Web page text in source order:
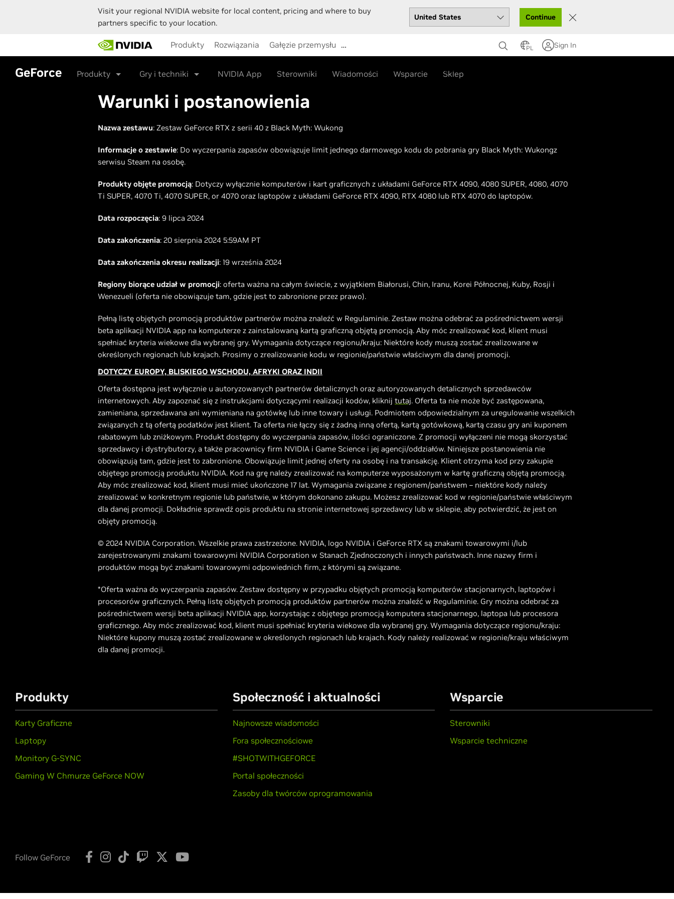
Visit your regional NVIDIA website for local content, pricing and where to buy
partners specific to your location.
Continue
main
content
Produkty Rozwiązania Gałęzie przemysłu …
Sklep Sterowniki Wsparcie
PL Sign In
GeForce Produkty Gry i techniki NVIDIA App Sterowniki Wiadomości Wsparcie Sklep
Warunki i postanowienia
Nazwa zestawu: Zestaw GeForce RTX z serii 40 z Black Myth: Wukong
Informacje o zestawie: Do wyczerpania zapasów obowiązuje limit jednego darmowego kodu do pobrania gry Black Myth: Wukongz
serwisu Steam na osobę.
Produkty objęte promocją: Dotyczy wyłącznie komputerów i kart graficznych z układami GeForce RTX 4090, 4080 SUPER, 4080, 4070
Ti SUPER, 4070 Ti, 4070 SUPER, or 4070 oraz laptopów z układami GeForce RTX 4090, RTX 4080 lub RTX 4070 do laptopów.
Data rozpoczęcia: 9 lipca 2024
Data zakończenia: 20 sierpnia 2024 5:59AM PT
Data zakończenia okresu realizacji: 19 września 2024
Regiony biorące udział w promocji: oferta ważna na całym świecie, z wyjątkiem Białorusi, Chin, Iranu, Korei Północnej, Kuby, Rosji i
Wenezueli (oferta nie obowiązuje tam, gdzie jest to zabronione przez prawo).
Pełną listę objętych promocją produktów partnerów można znaleźć w Regulaminie. Zestaw można odebrać za pośrednictwem wersji
beta aplikacji NVIDIA app na komputerze z zainstalowaną kartą graficzną objętą promocją. Aby móc zrealizować kod, klient musi
spełniać kryteria wiekowe dla wybranej gry. Wymagania dotyczące regionu/kraju: Niektóre kody muszą zostać zrealizowane w
określonych regionach lub krajach. Prosimy o zrealizowanie kodu w regionie/państwie właściwym dla danej promocji.
DOTYCZY EUROPY, BLISKIEGO WSCHODU, AFRYKI ORAZ INDII
Oferta dostępna jest wyłącznie u autoryzowanych partnerów detalicznych oraz autoryzowanych detalicznych sprzedawców
internetowych. Aby zapoznać się z instrukcjami dotyczącymi realizacji kodów, kliknij tutaj. Oferta ta nie może być zastępowana,
zamieniana, sprzedawana ani wymieniana na gotówkę lub inne towary i usługi. Podmiotem odpowiedzialnym za uregulowanie wszelkich
związanych z tą ofertą podatków jest klient. Ta oferta nie łączy się z żadną inną ofertą, kartą gotówkową, kartą czasu gry ani kuponem
rabatowym lub zniżkowym. Produkt dostępny do wyczerpania zapasów, ilości ograniczone. Z promocji wyłączeni nie mogą skorzystać
sprzedawcy i dystrybutorzy, a także pracownicy firm NVIDIA i Game Science i jej agencji/oddziałów. Niniejsze postanowienia nie
obowiązują tam, gdzie jest to zabronione. Obowiązuje limit jednej oferty na osobę i na transakcję. Klient otrzyma kod przy zakupie
objętego promocją produktu NVIDIA. Kod na grę należy zrealizować na komputerze wyposażonym w kartę graficzną objętą promocją.
Aby móc zrealizować kod, klient musi mieć ukończone 17 lat. Wymagania związane z regionem/państwem – niektóre kody należy
zrealizować w konkretnym regionie lub państwie, w którym dokonano zakupu. Możesz zrealizować kod w regionie/państwie właściwym
dla danej promocji. Dokładnie sprawdź opis produktu na stronie internetowej sprzedawcy lub w sklepie, aby potwierdzić, że jest on
objęty promocją.
© 2024 NVIDIA Corporation. Wszelkie prawa zastrzeżone. NVIDIA, logo NVIDIA i GeForce RTX są znakami towarowymi i/lub
zarejestrowanymi znakami towarowymi NVIDIA Corporation w Stanach Zjednoczonych i innych państwach. Inne nazwy firm i
produktów mogą być znakami towarowymi odpowiednich firm, z którymi są związane.
*Oferta ważna do wyczerpania zapasów. Zestaw dostępny w przypadku objętych promocją komputerów stacjonarnych, laptopów i
procesorów graficznych. Pełną listę objętych promocją produktów partnerów można znaleźć w Regulaminie. Gry można odebrać za
pośrednictwem wersji beta aplikacji NVIDIA app, korzystając z objętego promocją komputera stacjonarnego, laptopa lub procesora
graficznego. Aby móc zrealizować kod, klient musi spełniać kryteria wiekowe dla wybranej gry. Wymagania dotyczące regionu/kraju:
Niektóre kupony muszą zostać zrealizowane w określonych regionach lub krajach. Kody należy realizować w regionie/kraju właściwym
dla danej promocji.
Produkty
Karty Graficzne
Laptopy
Monitory G-SYNC
Gaming W Chmurze GeForce NOW
Społeczność i aktualności
Najnowsze wiadomości
Fora społecznościowe
#SHOTWITHGEFORCE
Portal społeczności
Zasoby dla twórców oprogramowania
Wsparcie
Sterowniki
Wsparcie techniczne
Follow GeForce